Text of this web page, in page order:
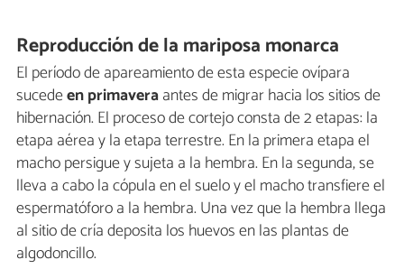
Reproducción de la mariposa monarca
El período de apareamiento de esta especie ovípara
sucedeen primaveraantes de migrar hacia los sitios de
hibernación. El proceso de cortejo consta de 2 etapas: la
etapa aérea y la etapa terrestre. En la primera etapa el
macho persigue y sujeta a la hembra. En la segunda, se
lleva a cabo la cópula en el suelo y el macho transfiere el
espermatóforo a la hembra. Una vez que la hembra llega
al sitio de cría deposita los huevos en las plantas de
algodoncillo.